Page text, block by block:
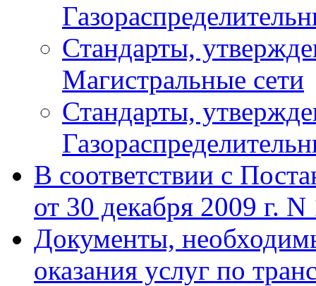
Стандарты,
Магистральные сети
Стандарты,
В соответствии с
от 30 декабря 2009 г. N
Документы,
оказания услуг по